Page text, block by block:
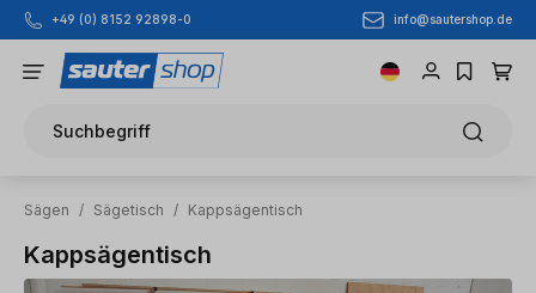
Zum Hauptinhalt springen
+49 (0) 8152 92898-0 info@sautershop.de
Suchbegriff
Sägen / Sägetisch / Kappsägentisch
Kappsägentisch